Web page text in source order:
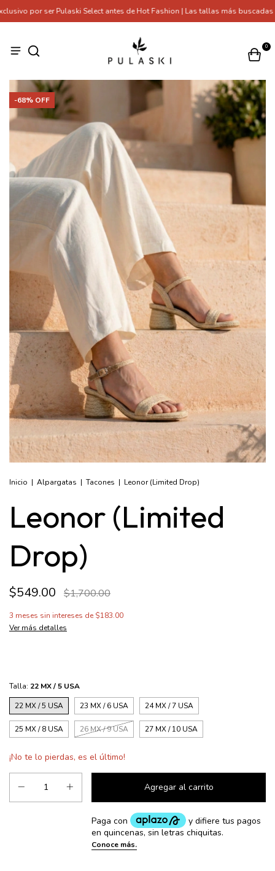
por ser Pulaski Select antes de Hot Fashion | Las tallas más buscadas
0
-68% OFF
Inicio | Alpargatas | Tacones | Leonor (Limited Drop)
Leonor (Limited
Drop)
$549.00 $1,700.00
3 meses sin intereses de $183.00
Ver más detalles
Talla: 22 MX / 5 USA
22 MX / 5 USA
23 MX / 6 USA 24 MX / 7 USA
25 MX / 8 USA 26 MX / 9 USA 27 MX / 10 USA
¡No te lo pierdas, es el último!